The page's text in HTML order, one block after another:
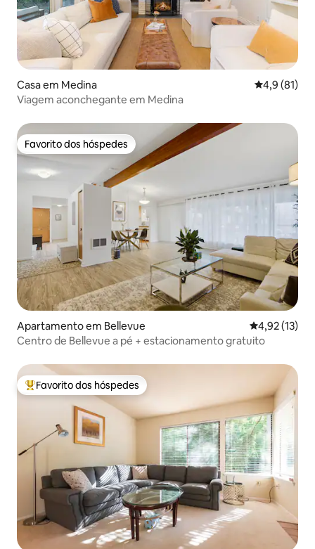
Casa em Medina
4,9 (81)
Viagem aconchegante em Medina
Favorito dos hóspedes
Favorito dos hóspedes
Apartamento em Bellevue Classificação
4,92 (13)
Centro de Bellevue a pé + estacionamento gratuito
Favoritos dos hóspedes mais apreciados
Favorito dos hóspedes